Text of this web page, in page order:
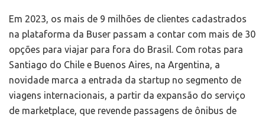
Em 2023, os mais de 9 milhões de clientes cadastrados
na plataforma da Buser passam a contar com mais de 30
opções para viajar para fora do Brasil. Com rotas para
Santiago do Chile e Buenos Aires, na Argentina, a
novidade marca a entrada da startup no segmento de
viagens internacionais, a partir da expansão do serviço
de marketplace, que revende passagens de ônibus de